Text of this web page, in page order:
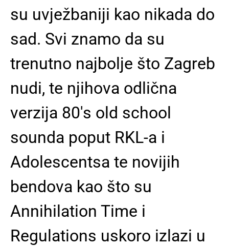
su uvježbaniji kao nikada do
sad. Svi znamo da su
trenutno najbolje što Zagreb
nudi, te njihova odlična
verzija 80's old school
sounda poput RKL-a i
Adolescentsa te novijih
bendova kao što su
Annihilation Time i
Regulations uskoro izlazi u